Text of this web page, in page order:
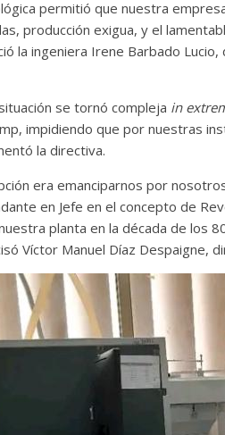
permitió que nuestra
producción exigua, y el
la ingeniera Irene Barbado
se tornó compleja in
impidiendo que por nuestras
la directiva.
era emanciparnos por
en Jefe en el concepto de
planta en la década de los
Víctor Manuel Díaz Despaigne,